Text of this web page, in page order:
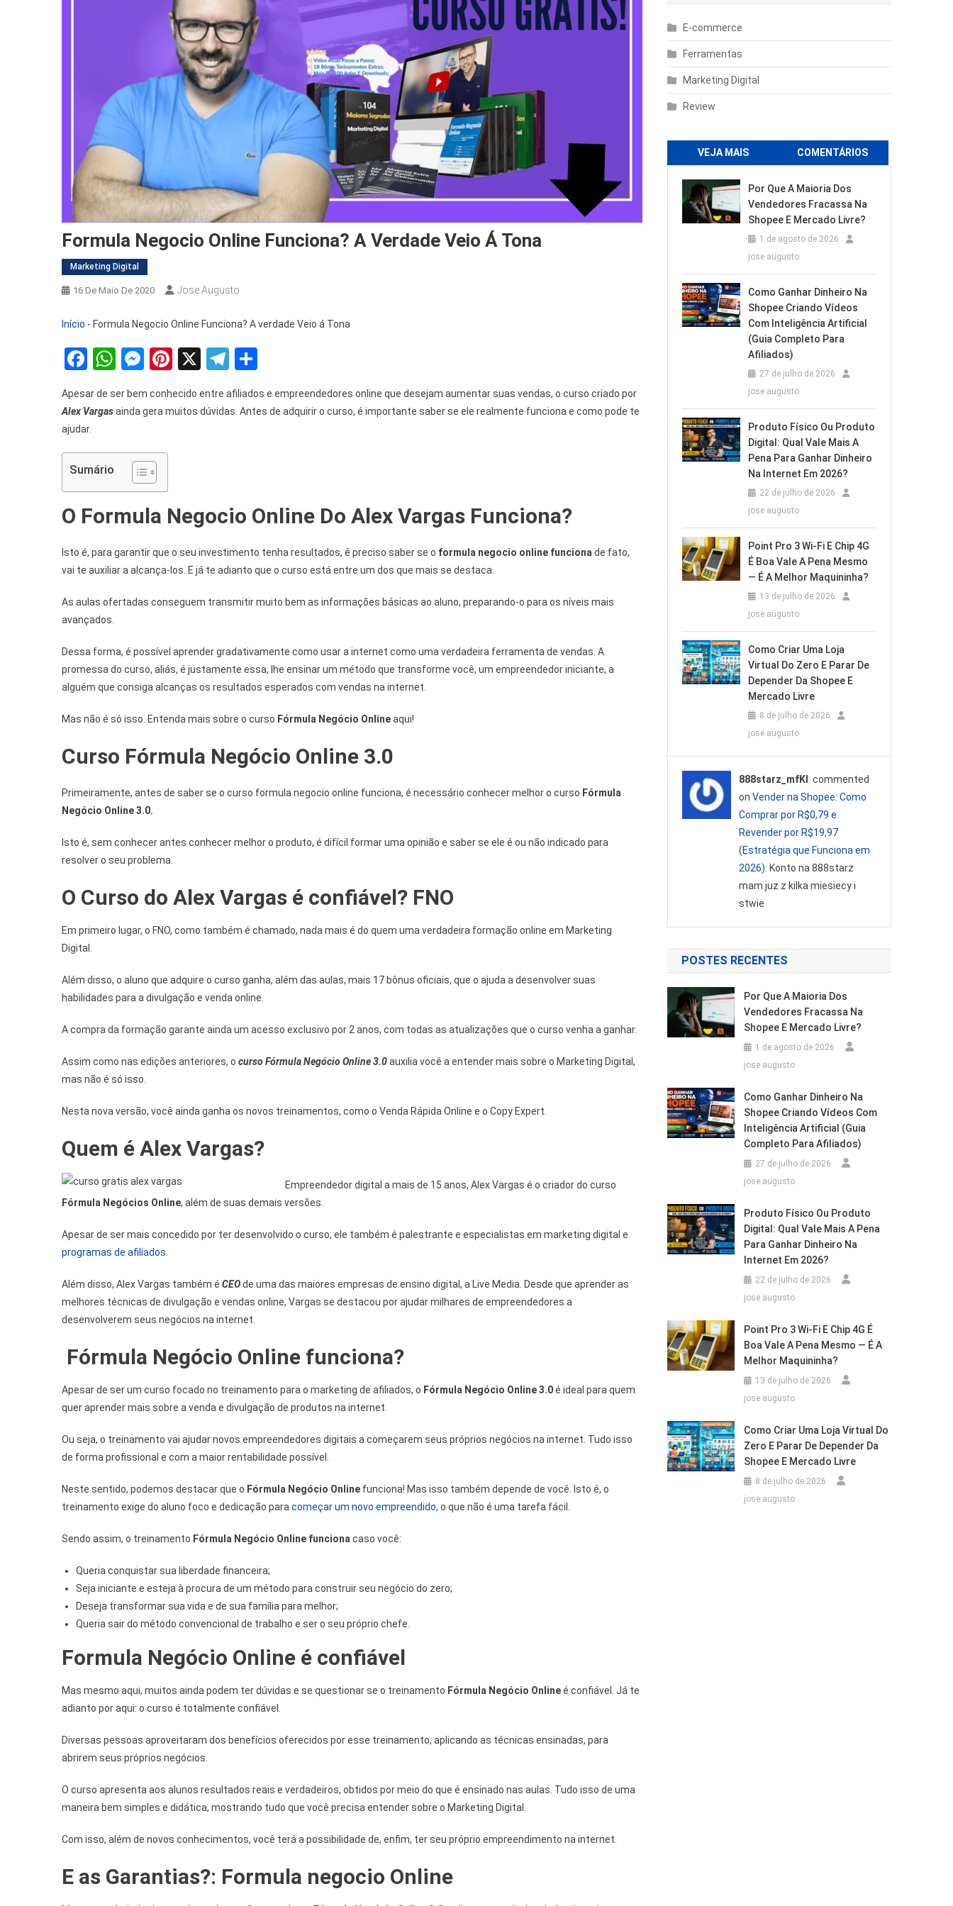
Formula Negocio Online Funciona? A Verdade Veio Á Tona
Marketing Digital
16 De Maio De 2020 Jose Augusto
Início - Formula Negocio Online Funciona? A verdade Veio á Tona
Facebook
WhatsApp
Messenger
Pinterest
X Telegram
Apesar de ser bem conhecido entre afiliados e empreendedores online que desejam aumentar suas vendas, o curso criado por
Alex Vargasainda gera muitos dúvidas. Antes de adquirir o curso, é importante saber se ele realmente funciona e como pode te
ajudar.
Sumário
O Formula Negocio Online Do Alex Vargas Funciona?
Isto é, para garantir que o seu investimento tenha resultados, é preciso saber se o formula negocio online funciona de fato,
vai te auxiliar a alcança-los. E já te adianto que o curso está entre um dos que mais se destaca.
As aulas ofertadas conseguem transmitir muito bem as informações básicas ao aluno, preparando-o para os níveis mais
avançados.
Dessa forma, é possível aprender gradativamente como usar a internet como uma verdadeira ferramenta de vendas. A
promessa do curso, aliás, é justamente essa, lhe ensinar um método que transforme você, um empreendedor iniciante, a
alguém que consiga alcanças os resultados esperados com vendas na internet.
Mas não é só isso. Entenda mais sobre o curso Fórmula Negócio Onlineaqui!
Curso Fórmula Negócio Online 3.0
Primeiramente, antes de saber se o curso formula negocio online funciona, é necessário conhecer melhor o curso Fórmula
Negócio Online 3.0.
Isto é, sem conhecer antes conhecer melhor o produto, é difícil formar uma opinião e saber se ele é ou não indicado para
resolver o seu problema.
O Curso do Alex Vargas é confiável? FNO
Em primeiro lugar, o FNO, como também é chamado, nada mais é do quem uma verdadeira formação online em Marketing
Digital.
Além disso, o aluno que adquire o curso ganha, além das aulas, mais 17 bônus oficiais, que o ajuda a desenvolver suas
habilidades para a divulgação e venda online.
A compra da formação garante ainda um acesso exclusivo por 2 anos, com todas as atualizações que o curso venha a ganhar.
Assim como nas edições anteriores, o curso Fórmula Negócio Online 3.0auxilia você a entender mais sobre o Marketing Digital,
mas não é só isso.
Nesta nova versão, você ainda ganha os novos treinamentos, como o Venda Rápida Online e o Copy Expert.
Quem é Alex Vargas?
Empreendedor digital a mais de 15 anos, Alex Vargas é o criador do curso
Fórmula Negócios Online, além de suas demais versões.
Apesar de ser mais concedido por ter desenvolvido o curso, ele também é palestrante e especialistas em marketing digital e
programas de afiliados
Além disso, Alex Vargas também é CEOde uma das maiores empresas de ensino digital, a Live Media. Desde que aprender as
melhores técnicas de divulgação e vendas online, Vargas se destacou por ajudar milhares de empreendedores a
desenvolverem seus negócios na internet.
Fórmula Negócio Online funciona?
Apesar de ser um curso focado no treinamento para o marketing de afiliados, o Fórmula Negócio Online 3.0é ideal para quem
quer aprender mais sobre a venda e divulgação de produtos na internet.
Ou seja, o treinamento vai ajudar novos empreendedores digitais a começarem seus próprios negócios na internet. Tudo isso
de forma profissional e com a maior rentabilidade possível.
Neste sentido, podemos destacar que o Fórmula Negócio Online funciona! Mas isso também depende de você. Isto é, o
treinamento exige do aluno foco e dedicação para começar um novo empreendido, o que não é uma tarefa fácil.
Sendo assim, o treinamento Fórmula Negócio Online funciona caso você:
Queria conquistar sua liberdade financeira;
Seja iniciante e esteja à procura de um método para construir seu negócio do zero;
Deseja transformar sua vida e de sua família para melhor;
Queria sair do método convencional de trabalho e ser o seu próprio chefe.
Formula Negócio Online é confiável
Mas mesmo aqui, muitos ainda podem ter dúvidas e se questionar se o treinamento Fórmula Negócio Onlineé confiável. Já te
adianto por aqui: o curso é totalmente confiável.
Diversas pessoas aproveitaram dos benefícios oferecidos por esse treinamento, aplicando as técnicas ensinadas, para
abrirem seus próprios negócios.
O curso apresenta aos alunos resultados reais e verdadeiros, obtidos por meio do que é ensinado nas aulas. Tudo isso de uma
maneira bem simples e didática, mostrando tudo que você precisa entender sobre o Marketing Digital.
Com isso, além de novos conhecimentos, você terá a possibilidade de, enfim, ter seu próprio empreendimento na internet.
E as Garantias?: Formula negocio Online
E-commerce
Ferramentas
Marketing Digital
Review
VEJA MAIS COMENTÁRIOS
Por Que A Maioria Dos
Vendedores Fracassa Na
Shopee E Mercado Livre?
1 de agosto de 2026
jose augusto
Como Ganhar Dinheiro Na
Shopee Criando Vídeos
Com Inteligência Artificial
(Guia Completo Para
Afiliados)
27 de julho de 2026
jose augusto
Produto Físico Ou Produto
Digital: Qual Vale Mais A
Pena Para Ganhar Dinheiro
Na Internet Em 2026?
22 de julho de 2026
jose augusto
Point Pro 3 Wi‑Fi E Chip 4G
É Boa Vale A Pena Mesmo
— É A Melhor Maquininha?
13 de julho de 2026
jose augusto
Como Criar Uma Loja
Virtual Do Zero E Parar De
Depender Da Shopee E
Mercado Livre
8 de julho de 2026
jose augusto
888starz_mfKl
commented
on Vender na Shopee: Como
Comprar por R$0,79 e
Revender por R$19,97
(Estratégia que Funciona em
2026): Konto na 888starz
mam juz z kilka miesiecy i
stwie
POSTES RECENTES
Por Que A Maioria Dos
Vendedores Fracassa Na
Shopee E Mercado Livre?
1 de agosto de 2026
jose augusto
Como Ganhar Dinheiro Na
Shopee Criando Vídeos Com
Inteligência Artificial (Guia
Completo Para Afiliados)
27 de julho de 2026
jose augusto
Produto Físico Ou Produto
Digital: Qual Vale Mais A Pena
Para Ganhar Dinheiro Na
Internet Em 2026?
22 de julho de 2026
jose augusto
Point Pro 3 Wi‑Fi E Chip 4G É
Boa Vale A Pena Mesmo — É A
Melhor Maquininha?
13 de julho de 2026
jose augusto
Como Criar Uma Loja Virtual Do
Zero E Parar De Depender Da
Shopee E Mercado Livre
8 de julho de 2026
jose augusto